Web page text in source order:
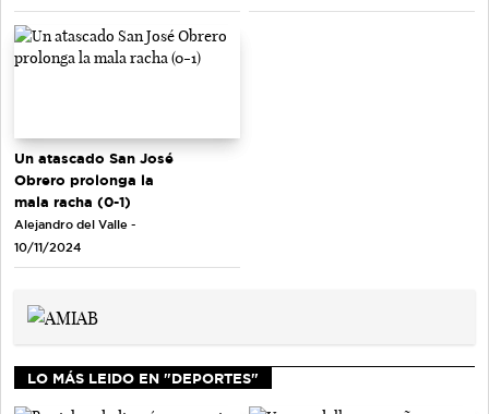
Un atascado San José
Obrero prolonga la
mala racha (0-1)
Alejandro del Valle -
10/11/2024
LO MÁS LEIDO EN "DEPORTES"